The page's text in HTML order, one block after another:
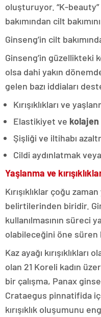
oluşturuyor. “K-
bakımından cilt
Ginseng’in cilt
Ginseng’in güzellikteki
olsa dahi yakın
gelen bazı iddiaları
Kırışıklıkları ve
Elastikiyet ve
Şişliği ve iltihabı
Cildi aydınlatmak
Yaşlanma ve
Kırışıklıklar çoğu
belirtilerinden biridir.
kullanılmasının süreci
olabileceğini öne süren
Kaz ayağı kırışıklıkları
olan 21 Koreli kadın
bir çalışma, Panax
Crataegus pinnatifida
kırışıklık oluşumunu